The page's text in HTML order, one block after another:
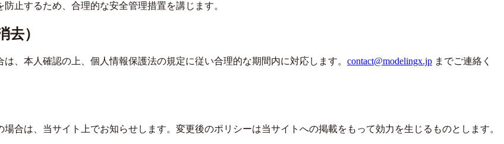
止するため、合理的な安全管理措置を講じます。
）
、本人確認の上、個人情報保護法の規定に従い合理的な期間内に対応します。 contact@modelingx.jp までご連絡く
合は、当サイト上でお知らせします。変更後のポリシーは当サイトへの掲載をもって効力を生じるものとします。